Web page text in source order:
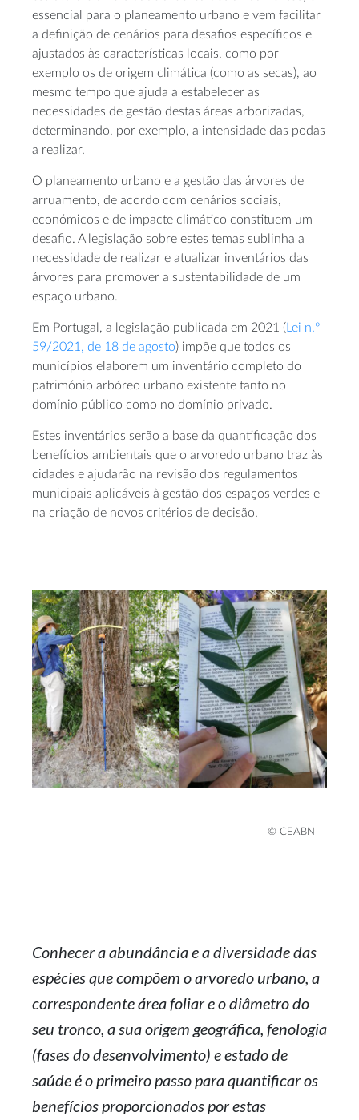
essencial para o planeamento urbano e vem facilitar
a definição de cenários para desafios específicos e
ajustados às características locais, como por
exemplo os de origem climática (como as secas), ao
mesmo tempo que ajuda a estabelecer as
necessidades de gestão destas áreas arborizadas,
determinando, por exemplo, a intensidade das podas
a realizar.
O planeamento urbano e a gestão das árvores de
arruamento, de acordo com cenários sociais,
económicos e de impacte climático constituem um
desafio. A legislação sobre estes temas sublinha a
necessidade de realizar e atualizar inventários das
árvores para promover a sustentabilidade de um
espaço urbano.
Em Portugal, a legislação publicada em 2021 (Lei n.º
59/2021, de 18 de agosto) impõe que todos os
municípios elaborem um inventário completo do
património arbóreo urbano existente tanto no
domínio público como no domínio privado.
Estes inventários serão a base da quantificação dos
benefícios ambientais que o arvoredo urbano traz às
cidades e ajudarão na revisão dos regulamentos
municipais aplicáveis à gestão dos espaços verdes e
na criação de novos critérios de decisão.
© CEABN
Conhecer a abundância e a diversidade das
espécies que compõem o arvoredo urbano, a
correspondente área foliar e o diâmetro do
seu tronco, a sua origem geográfica, fenologia
(fases do desenvolvimento) e estado de
saúde é o primeiro passo para quantificar os
benefícios proporcionados por estas